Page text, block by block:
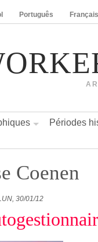
Português Français
Périodes
Coenen
30/01/12